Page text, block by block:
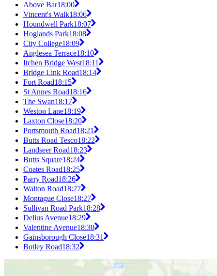
Above Bar18:00
Vincent's Walk18:06
Houndwell Park18:07
Hoglands Park18:08
City College18:09
Anglesea Terrace18:10
Itchen Bridge West18:11
Bridge Link Road18:14
Fort Road18:15
St Annes Road18:16
The Swan18:17
Weston Lane18:19
Laxton Close18:20
Portsmouth Road18:21
Butts Road Tesco18:22
Landseer Road18:23
Butts Square18:24
Coates Road18:25
Parry Road18:26
Walton Road18:27
Montague Close18:27
Sullivan Road Park18:28
Delius Avenue18:29
Valentine Avenue18:30
Gainsborough Close18:31
Botley Road18:32